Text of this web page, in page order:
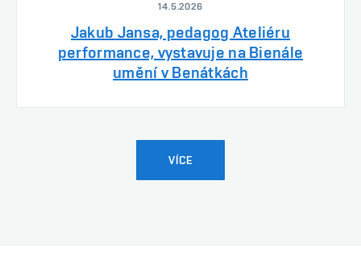
14.5.2026
Jakub Jansa, pedagog Ateliéru
performance, vystavuje na Bienále
umění v Benátkách
VÍCE